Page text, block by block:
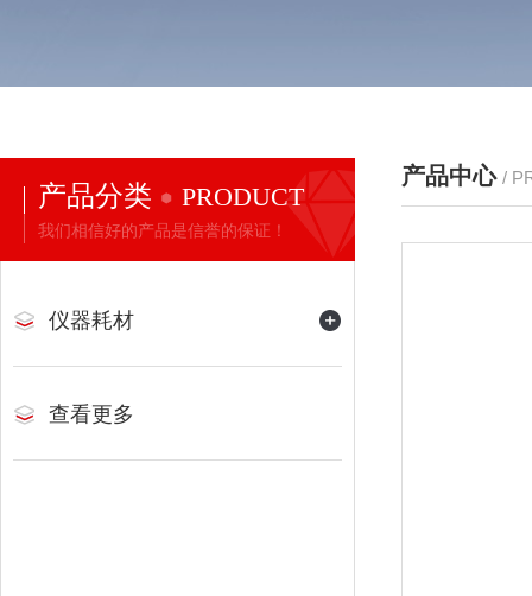
产品分类 PRODUCT
我们相信好的产品是信誉的保证！
仪器耗材
查看更多
产品中心 /